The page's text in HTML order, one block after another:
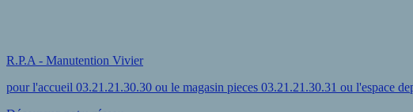
R.P.A - Manutention Vivier
pour l'accueil 03.21.21.30.30 ou le magasin pieces 03.21.21.30.31 ou l'espace